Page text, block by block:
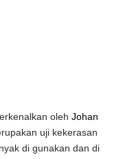
oleh Johan
uji kekerasan
di gunakan dan di